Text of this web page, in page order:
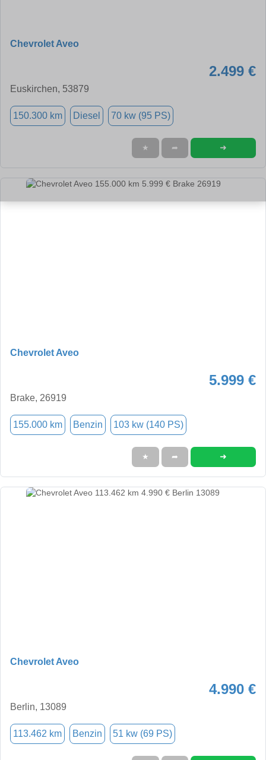
Chevrolet Aveo
2.499 €
Euskirchen, 53879
150.300 km Diesel 70 kw (95 PS)
★ ➦ ➜
Chevrolet Aveo
5.999 €
Brake, 26919
155.000 km Benzin 103 kw (140 PS)
★ ➦ ➜
Chevrolet Aveo
4.990 €
Berlin, 13089
113.462 km Benzin 51 kw (69 PS)